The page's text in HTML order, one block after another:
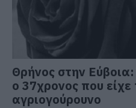
Θρήνος στην
ο 37χρονος που είχε
αγριογούρουνο